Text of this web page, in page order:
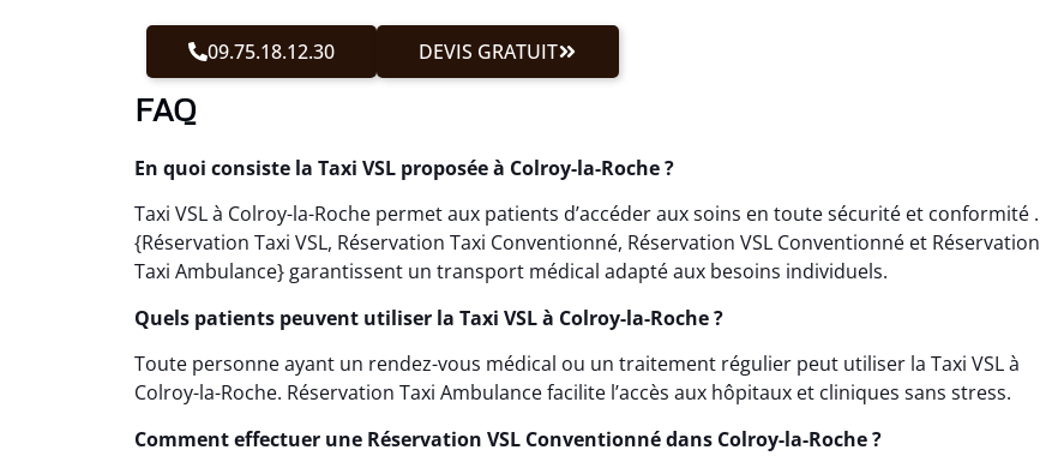
09.75.18.12.30 DEVIS GRATUIT
FAQ
En quoi consiste la Taxi VSL proposée à Colroy-la-Roche ?
Taxi VSL à Colroy-la-Roche permet aux patients d’accéder aux soins en toute sécurité et conformité .
{Réservation Taxi VSL, Réservation Taxi Conventionné, Réservation VSL Conventionné et Réservation
Taxi Ambulance} garantissent un transport médical adapté aux besoins individuels.
Quels patients peuvent utiliser la Taxi VSL à Colroy-la-Roche ?
Toute personne ayant un rendez-vous médical ou un traitement régulier peut utiliser la Taxi VSL à
Colroy-la-Roche. Réservation Taxi Ambulance facilite l’accès aux hôpitaux et cliniques sans stress.
Comment effectuer une Réservation VSL Conventionné dans Colroy-la-Roche ?